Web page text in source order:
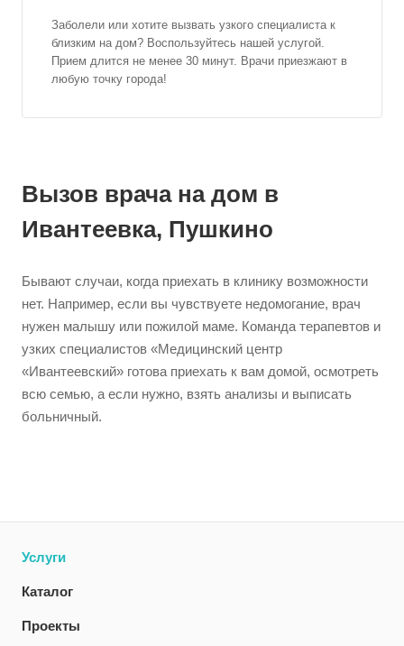
Заболели или хотите вызвать узкого специалиста к
близким на дом? Воспользуйтесь нашей услугой.
Прием длится не менее 30 минут. Врачи приезжают в
любую точку города!
Вызов врача на дом в
Ивантеевка, Пушкино
Бывают случаи, когда приехать в клинику возможности
нет. Например, если вы чувствуете недомогание, врач
нужен малышу или пожилой маме. Команда терапевтов и
узких специалистов «Медицинский центр
«Ивантеевский» готова приехать к вам домой, осмотреть
всю семью, а если нужно, взять анализы и выписать
больничный.
Услуги
Каталог
Проекты